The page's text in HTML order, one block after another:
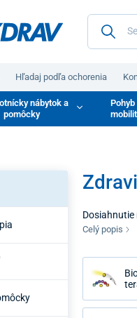
Hľadaj podľa ochorenia
nábytok a
pomôcky
Pohyb
krása
dlhodobej
Celý popis